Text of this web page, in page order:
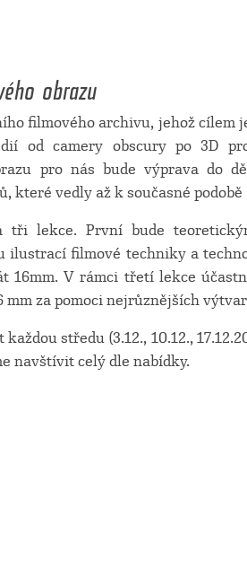
obrazu
filmového archivu, jehož
od camery obscury po 3D
pro nás bude výprava do
které vedly až k současné
tři lekce. První bude
ilustrací filmové techniky a
16mm. V rámci třetí lekce
mm za pomoci nejrůznějších
středu (3.12., 10.12.,
navštívit celý dle nabídky.